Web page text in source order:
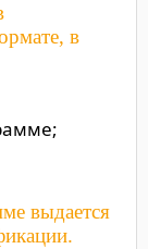
в
выдается